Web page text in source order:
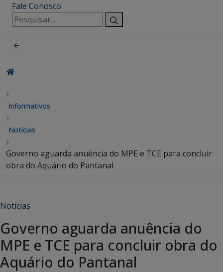
Fale Conosco
Pesquisar
por:
Informativos
Notícias
Governo aguarda anuência do MPE e TCE para concluir
obra do Aquário do Pantanal
Notícias
Governo aguarda anuência do
MPE e TCE para concluir obra do
Aquário do Pantanal